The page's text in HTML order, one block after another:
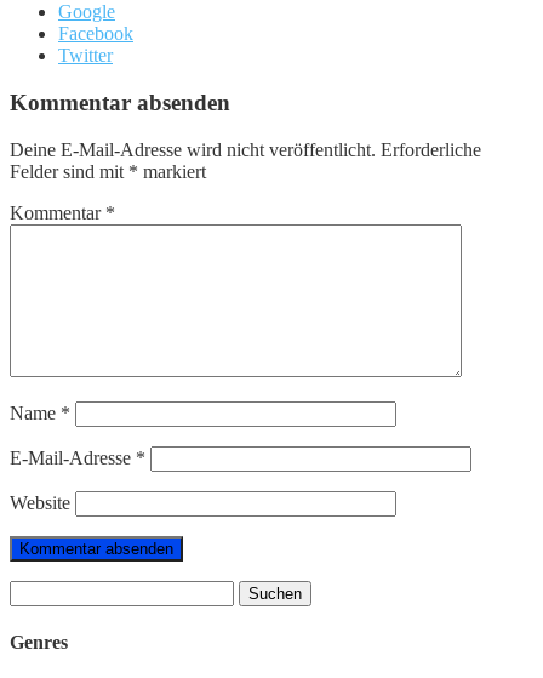
Google
Facebook
Twitter
Kommentar absenden
Deine E-Mail-Adresse wird nicht veröffentlicht. Erforderliche
Felder sind mit * markiert
Kommentar *
Name *
E-Mail-Adresse *
Website
nach:
Genres